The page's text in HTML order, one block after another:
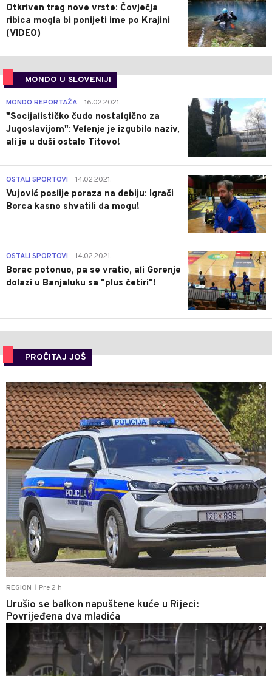
Otkriven trag nove vrste: Čovječja
ribica mogla bi ponijeti ime po Krajini
(VIDEO)
MONDO U SLOVENIJI
4
MONDO REPORTAŽA 16.02.2021.
"Socijalističko čudo nostalgično za
Jugoslavijom": Velenje je izgubilo naziv,
ali je u duši ostalo Titovo!
1
OSTALI SPORTOVI 14.02.2021.
Vujović poslije poraza na debiju: Igrači
Borca kasno shvatili da mogu!
3
OSTALI SPORTOVI 14.02.2021.
Borac potonuo, pa se vratio, ali Gorenje
dolazi u Banjaluku sa "plus četiri"!
PROČITAJ JOŠ
REGION Pre 2 h
Urušio se balkon napuštene kuće u Rijeci:
Povrijeđena dva mladića
0
0